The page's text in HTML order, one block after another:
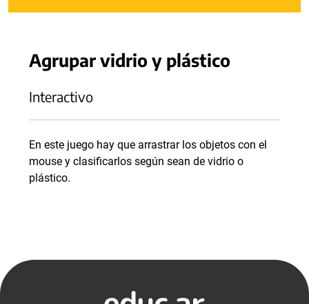
Agrupar vidrio y plástico
Interactivo
En este juego hay que arrastrar los objetos con el
mouse y clasificarlos según sean de vidrio o
plástico.